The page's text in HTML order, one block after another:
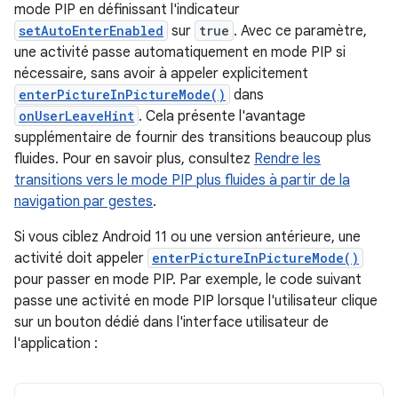
mode PIP en définissant l'indicateur
setAutoEnterEnabled sur true . Avec ce paramètre,
une activité passe automatiquement en mode PIP si
nécessaire, sans avoir à appeler explicitement
enterPictureInPictureMode() dans
onUserLeaveHint . Cela présente l'avantage
supplémentaire de fournir des transitions beaucoup plus
fluides. Pour en savoir plus, consultez Rendre les
transitions vers le mode PIP plus fluides à partir de la
navigation par gestes.
Si vous ciblez Android 11 ou une version antérieure, une
activité doit appeler enterPictureInPictureMode()
pour passer en mode PIP. Par exemple, le code suivant
passe une activité en mode PIP lorsque l'utilisateur clique
sur un bouton dédié dans l'interface utilisateur de
l'application :